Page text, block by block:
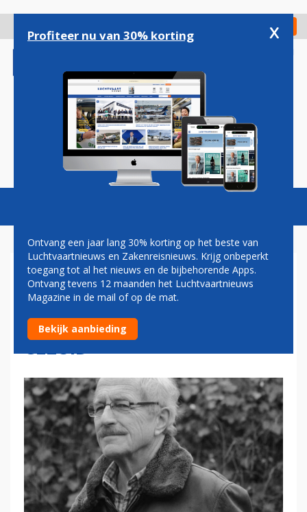
gaan
Check in
Magazine Podcasts Vacatures
PAUL GROVE: LANGE OF
KORTE
START-/LANDINGSBAAN EN
GELUID
Profiteer nu van 30% korting x
Ontvang een jaar lang 30% korting op het beste van
Luchtvaartnieuws en Zakenreisnieuws. Krijg onbeperkt
toegang tot al het nieuws en de bijbehorende Apps.
Ontvang tevens 12 maanden het Luchtvaartnieuws
Magazine in de mail of op de mat.
Bekijk aanbieding